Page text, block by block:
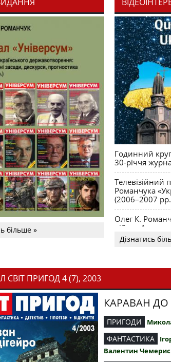
більше »
Годинний
30-річчя
Телевізійний
Романчука
(2006–2007
Олег К.
війни. Акценти
Дізнатись
СВІТ ПРИГОД 4 (7), 2003
КАРАВАН ДО
ПРИГОДИ
ФАНТАСТИКА
Валентин Чемерис